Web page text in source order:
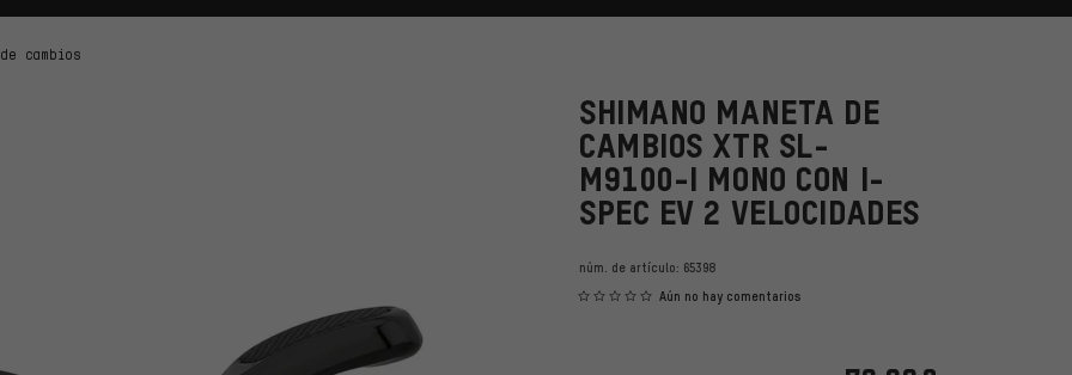
cambios
SHIMANO MANETA DE
CAMBIOS XTR SL-
M9100-I MONO CON I-
SPEC EV 2 VELOCIDADES
núm. de artículo: 65398
Aún no hay comentarios